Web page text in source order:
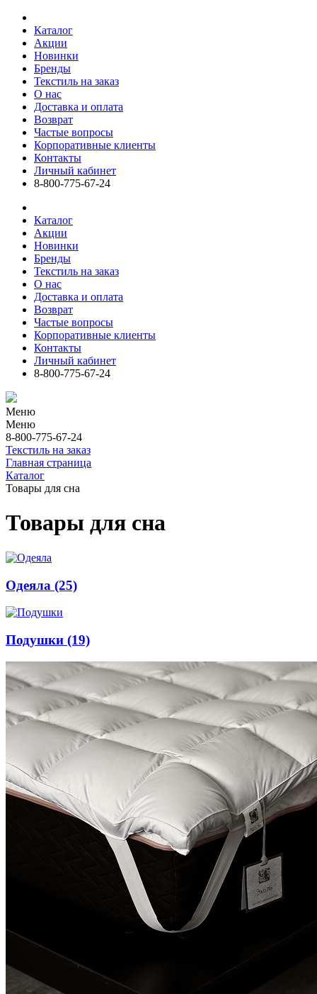
Каталог
Акции
Новинки
Бренды
Текстиль на заказ
О нас
Доставка и оплата
Возврат
Частые вопросы
Корпоративные клиенты
Контакты
Личный кабинет
8-800-775-67-24
Каталог
Акции
Новинки
Бренды
Текстиль на заказ
О нас
Доставка и оплата
Возврат
Частые вопросы
Корпоративные клиенты
Контакты
Личный кабинет
8-800-775-67-24
Меню
Меню
8-800-775-67-24
Текстиль на заказ
Главная страница
Каталог
Товары для сна
Товары для сна
Одеяла (25)
Подушки (19)